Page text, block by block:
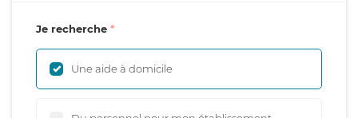
Je recherche
Une aide à domicile